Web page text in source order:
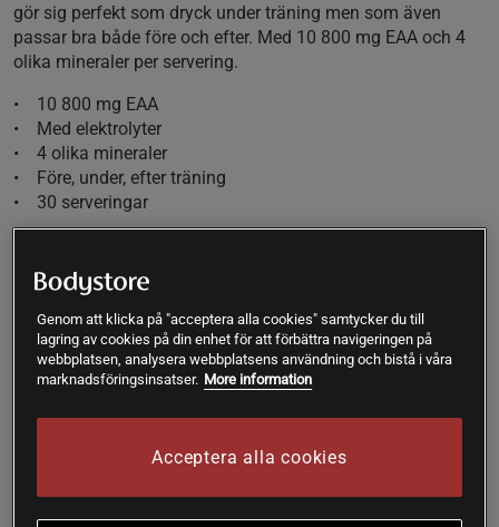
gör sig perfekt som dryck under träning men som även
passar bra både före och efter. Med 10 800 mg EAA och 4
olika mineraler per servering.
• 10 800 mg EAA
• Med elektrolyter
• 4 olika mineraler
• Före, under, efter träning
• 30 serveringar
Det finns 20 aminosyror som kroppen behöver och
använder varje dag. För en vuxen person är ungefär hälften
av dessa, mer exakt 9 st., essentiella. Det är aminosyror som
kroppen inte kan tillverka själv och de måste komma från
maten. Dessa aminosyror finns överallt i kroppen och
mycket hög koncentration i vår muskelvävnad.
Ultimate EAA + Electrolytes är utvecklad för att ge dig en
Genom att klicka på "acceptera alla cookies" samtycker du till
lagring av cookies på din enhet för att förbättra navigeringen på
webbplatsen, analysera webbplatsens användning och bistå i våra
marknadsföringsinsatser. More information
Acceptera alla cookies